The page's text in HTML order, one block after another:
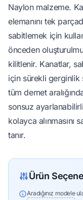
Naylon malzeme.
elemanını tek
sabitlemek için
önceden
kilitlenir. Kanatlar,
için sürekli gerginlik
tüm demet
sonsuz
kolayca alınmasını
tanır.
Ürün
Aradığınız modele